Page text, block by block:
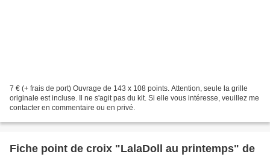
7 € (+ frais de port) Ouvrage de 143 x 108 points. Attention, seule la grille
originale est incluse. Il ne s'agit pas du kit. Si elle vous intéresse, veuillez me
contacter en commentaire ou en privé.
Fiche point de croix "LalaDoll au printemps" de